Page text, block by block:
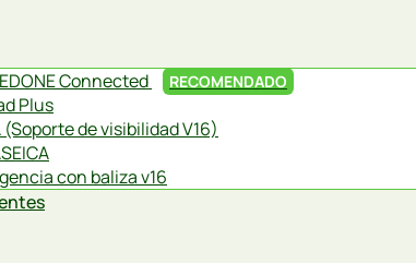
Connected
RECOMENDADO
Plus
(Soporte de visibilidad V16)
con baliza v16